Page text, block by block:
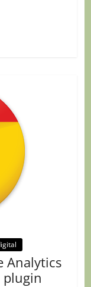
Analytics
plugin